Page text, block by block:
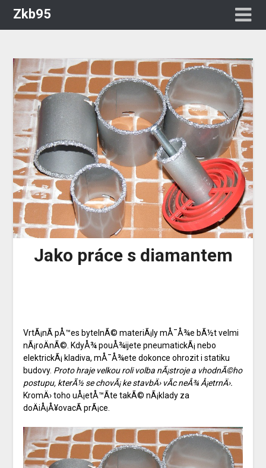
Zkb95
Jako práce s diamantem
VrtÃ¡nÃ­ pÅ™es bytelnÃ© materiÃ¡ly mÅ¯Å¾e bÃ½t velmi
nÃ¡roÄnÃ©. KdyÅ¾ pouÅ¾ijete pneumatickÃ¡ nebo
elektrickÃ¡ kladiva, mÅ¯Å¾ete dokonce ohrozit i statiku
budovy. Proto hraje velkou roli volba nÃ¡stroje a vhodnÃ©ho
postupu, kterÃ½ se chovÃ¡ ke stavbÄ› vÃ­c neÅ¾ Å¡etrnÄ›.
KromÄ› toho uÅ¡etÅ™Ã­te takÃ© nÃ¡klady za
doÄiÅ¡Å¥ovacÃ­ prÃ¡ce.